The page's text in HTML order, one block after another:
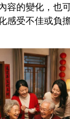
容的變化，也
感受不佳或負